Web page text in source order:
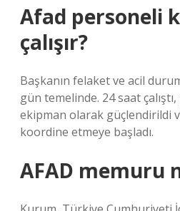
Afad personeli
çalışır?
Başkanın felaket ve acil
gün temelinde. 24 saat
ekipman olarak güçlendirildi
koordine etmeye başladı.
AFAD memuru